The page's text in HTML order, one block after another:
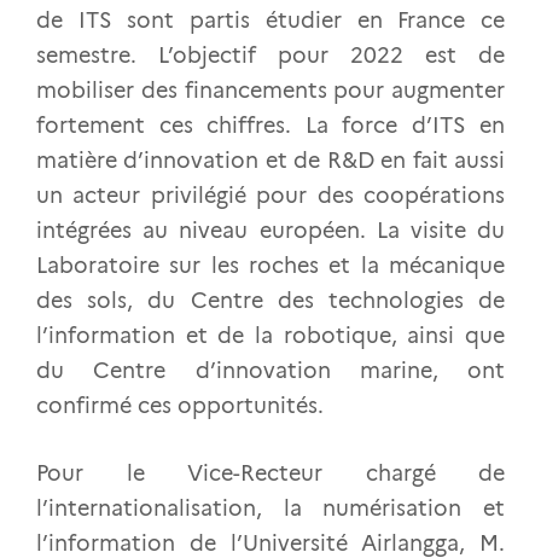
de ITS sont partis étudier en France ce
semestre. L’objectif pour 2022 est de
mobiliser des financements pour augmenter
fortement ces chiffres. La force d’ITS en
matière d’innovation et de R&D en fait aussi
un acteur privilégié pour des coopérations
intégrées au niveau européen. La visite du
Laboratoire sur les roches et la mécanique
des sols, du Centre des technologies de
l’information et de la robotique, ainsi que
du Centre d’innovation marine, ont
confirmé ces opportunités.
Pour le Vice-Recteur chargé de
l’internationalisation, la numérisation et
l’information de l’Université Airlangga, M.